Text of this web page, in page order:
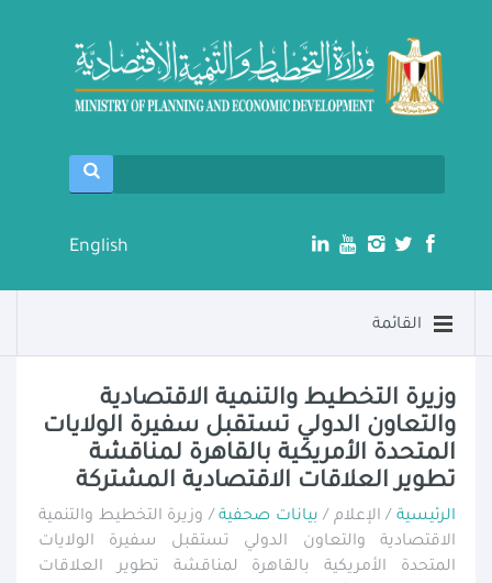
English
القائمة
وزيرة التخطيط والتنمية الاقتصادية
والتعاون الدولي تستقبل سفيرة الولايات
المتحدة الأمريكية بالقاهرة لمناقشة
تطوير العلاقات الاقتصادية المشتركة
الرئيسية/ الإعلام / بيانات صحفية/ وزيرة التخطيط والتنمية
الاقتصادية والتعاون الدولي تستقبل سفيرة الولايات
المتحدة الأمريكية بالقاهرة لمناقشة تطوير العلاقات